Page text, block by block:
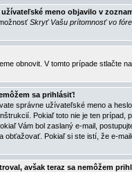
meno objavilo v
Skryť Vašu prítomnosť vo fóre
obnovit. V tomto prípade stlačte
sa prihlásiť!
správne užívateľské meno a
Pokiaľ toto nie je ten prípad,
Vám bol zaslaný e-mail,
obťažovať. Pokiaľ si ste istí, že e-
avšak teraz sa nemôžem